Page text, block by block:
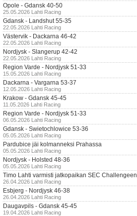
Opole - Gdansk 40-50
25.05.2026 Lahti Racing
Gdansk - Landshut 55-35
22.05.2026 Lahti Racing
Västervik - Dackarna 46-42
22.05.2026 Lahti Racing
Nordjysk - Slangerup 42-42
22.05.2026 Lahti Racing
Region Varde - Nordjysk 51-33
15.05.2026 Lahti Racing
Dackarna - Vargarna 53-37
12.05.2026 Lahti Racing
Krakow - Gdansk 45-45
11.05.2026 Lahti Racing
Region Varde - Nordjysk 51-33
06.05.2026 Lahti Racing
Gdansk - Swietochlowice 53-36
05.05.2026 Lahti Racing
Pardubice jäi kolmanneksi Prahassa
05.05.2026 Lahti Racing
Nordjysk - Holsted 48-36
05.05.2026 Lahti Racing
Timo Lahti varmisti jatkopaikan SEC Challengeen
26.04.2026 Lahti Racing
Esbjerg - Nordjysk 46-38
26.04.2026 Lahti Racing
Daugavpils - Gdansk 45-45
19.04.2026 Lahti Racing